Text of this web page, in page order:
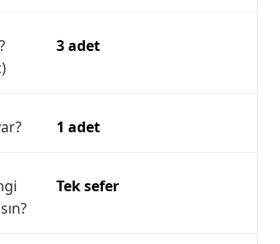
3 adet
1 adet
Tek sefer